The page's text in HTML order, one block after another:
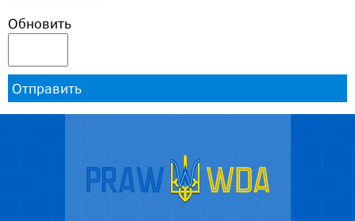
Обновить
Отправить